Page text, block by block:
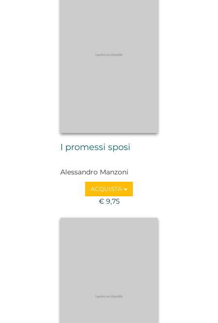
I promessi sposi
Alessandro Manzoni
ACQUISTA
€ 9,75